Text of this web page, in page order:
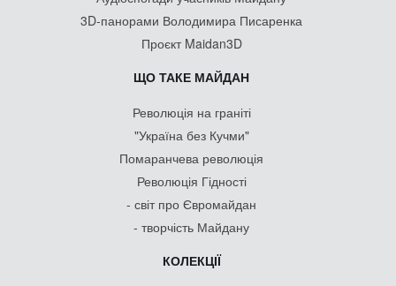
3D-панорами Володимира Писаренка
Проєкт Maidan3D
ЩО ТАКЕ МАЙДАН
Революція на граніті
"Україна без Кучми"
Помаранчева революція
Революція Гідності
- світ про Євромайдан
- творчість Майдану
КОЛЕКЦІЇ